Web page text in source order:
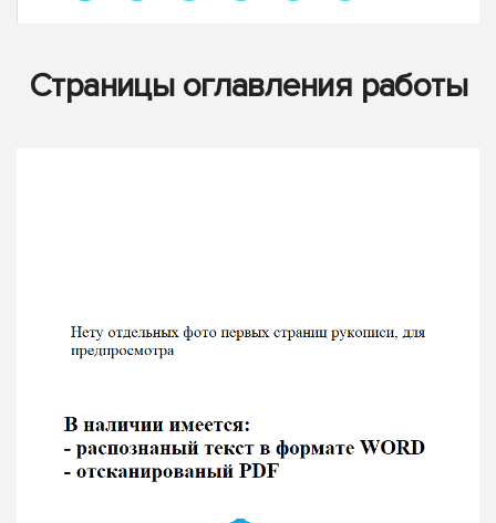
Страницы оглавления работы